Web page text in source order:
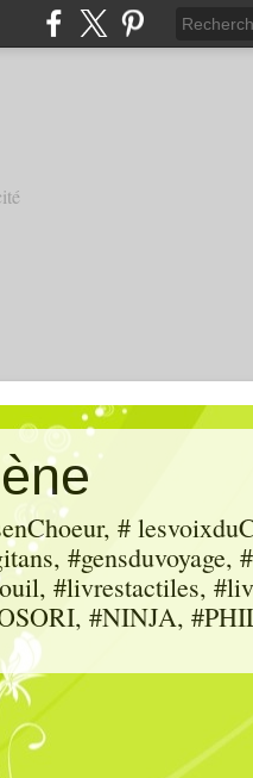
#
#gensduvoyage,
#livrestactiles,
#NINJA,